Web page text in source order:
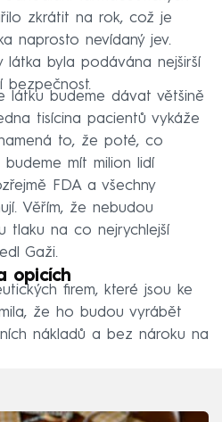
zkrátit na rok, což je
naprosto nevídaný jev.
látka byla podávána nejširší
bezpečnost.
látku budeme dávat většině
tisícina pacientů vykáže
to, že poté, co
budeme mít milion lidí
FDA a všechny
Věřím, že nebudou
tlaku na co nejrychlejší
Gaži.
opicích
firem, které jsou ke
že ho budou vyrábět
nákladů a bez nároku na